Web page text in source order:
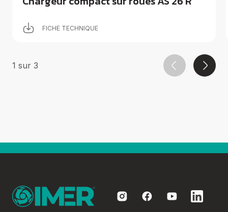
FICHE TECHNIQUE
1 sur 3